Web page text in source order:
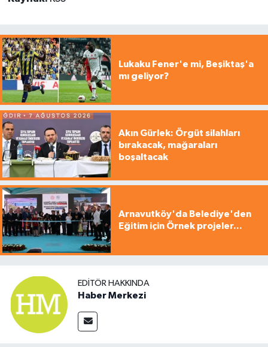
Lukaku Fener'e mi, Beşiktaş'a
mı geliyor?
Akın Gürlek: Örgüt silahları
bırakacak, mağaraları
boşaltacak
Arnavutköy'da Belediye'den
Eğitim için Örnek projeler...
EDITÖR HAKKINDA
Haber Merkezi